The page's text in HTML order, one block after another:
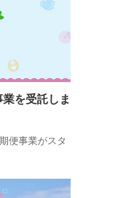
業を受託しま
便事業がスタ